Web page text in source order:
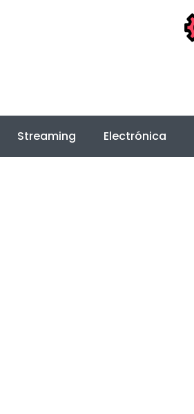
Streaming Electrónica